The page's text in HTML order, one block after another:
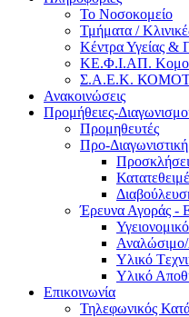
Το Νοσοκομείο
Τμήματα /
Κέντρα Υγείας &
ΚΕ.Φ.Ι.ΑΠ.
Σ.Α.Ε.Κ.
Ανακοινώσεις
Προμήθειες-
Προμηθευτές
Προ-Διαγωνιστική
Έρευνα Αγοράς -
Υλικό
Υλικό
Επικοινωνία
Τηλεφωνικός